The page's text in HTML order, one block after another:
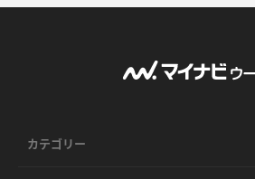
カテゴリー